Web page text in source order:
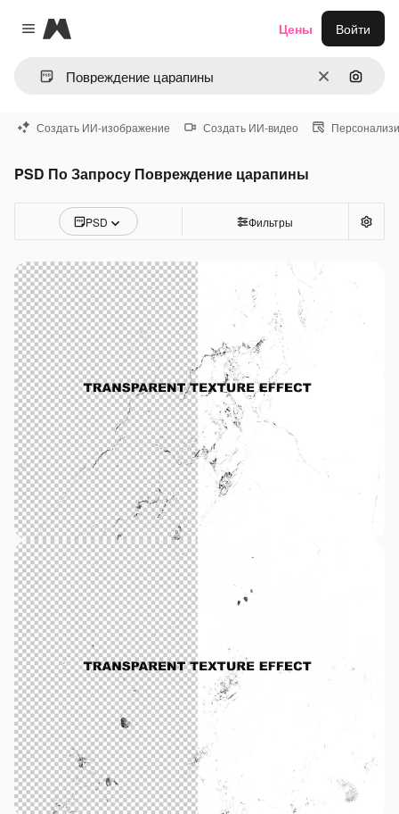
Close menu
Magnific
ОчиститьПоиск
Цены Войти
Создать ИИ-изображение Создать ИИ-видео
PSD По Запросу Повреждение царапины
PSD Фильтры